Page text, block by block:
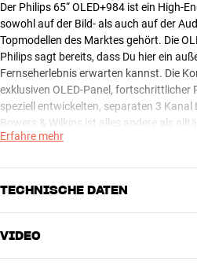
Der Philips 65“ OLED+984 ist ein High-
sowohl auf der Bild- als auch auf der
Topmodellen des Marktes gehört. Die
Philips sagt bereits, dass Du hier ein
Fernseherlebnis erwarten kannst. Die
exklusiven OLED-Panel, fortschrittlicher
speziell entwickelten, separaten 3
Bowers & Wilkins ist alles andere als
LEDs an den Seiten des Fernsehgeräts
ein Farbspiel taucht, das die Ereignisse
dem Drehbuch und Ambilight Dich
Erfahre mehr
TECHNISCHE DATEN
SMART TV
VIDEO